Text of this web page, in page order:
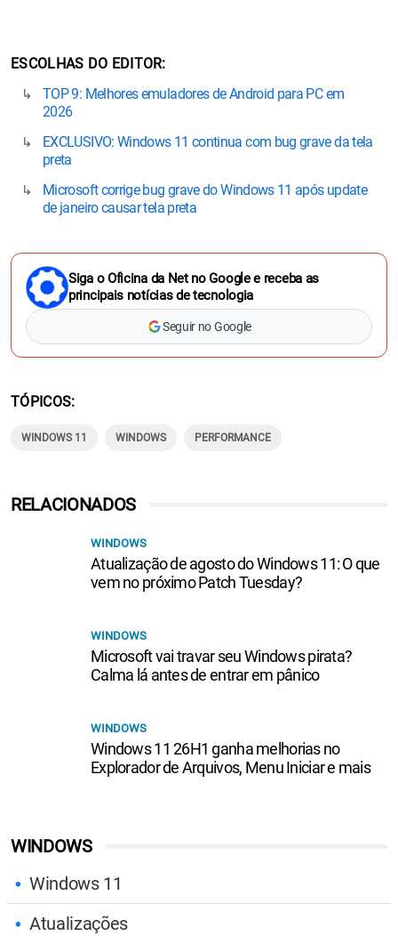
ESCOLHAS DO EDITOR
TOP 9: Melhores emuladores de Android para PC em
2026
EXCLUSIVO: Windows 11 continua com bug grave da tela
preta
Microsoft corrige bug grave do Windows 11 após update
de janeiro causar tela preta
Siga o Oficina da Net no Google e receba as
principais notícias de tecnologia
Seguir no Google
TÓPICOS
WINDOWS 11 WINDOWS PERFORMANCE
WINDOWS
Windows 11
Atualizações
RELACIONADOS
WINDOWS
Atualização de agosto do Windows 11: O que
vem no próximo Patch Tuesday?
WINDOWS
Microsoft vai travar seu Windows pirata?
Calma lá antes de entrar em pânico
WINDOWS
Windows 11 26H1 ganha melhorias no
Explorador de Arquivos, Menu Iniciar e mais